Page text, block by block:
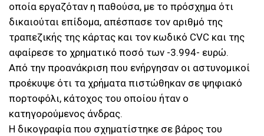
οποία εργαζόταν η παθούσα, με το πρόσχημα ότι
δικαιούται επίδομα, απέσπασε τον αριθμό της
τραπεζικής της κάρτας και τον κωδικό CVC και της
αφαίρεσε το χρηματικό ποσό των -3.994- ευρώ.
Από την προανάκριση που ενήργησαν οι αστυνομικοί
προέκυψε ότι τα χρήματα πιστώθηκαν σε ψηφιακό
πορτοφόλι, κάτοχος του οποίου ήταν ο
κατηγορούμενος άνδρας.
Η δικογραφία που σχηματίστηκε σε βάρος του